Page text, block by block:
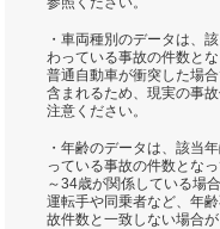
・車両種別のデータは、
わっている事故の件数と
普通自動車が衝突した場
含まれるため、現実の事
注意ください。
・年齢のデータは、該当
っている事故の件数とな
～34歳が関係している場
運転手や同乗者など、年
故件数と一致しない場合